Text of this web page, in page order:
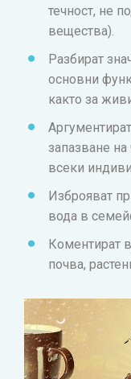
течност, не
вещества).
Разбират
основни
както за
запазване на
всеки
Изброяват
вода в
Коментират
почва,